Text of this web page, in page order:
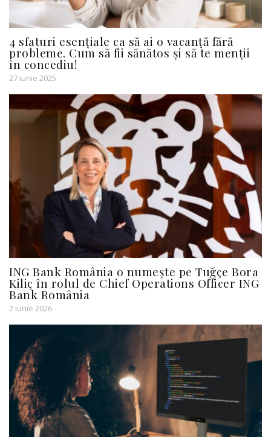
4 sfaturi esențiale ca să ai o vacanță fără
probleme. Cum să fii sănătos și să te menții
în concediu!
27 iunie 2025
ING Bank România o numește pe Tuğçe Bora
Kiliç în rolul de Chief Operations Officer ING
Bank România
2 iunie 2026